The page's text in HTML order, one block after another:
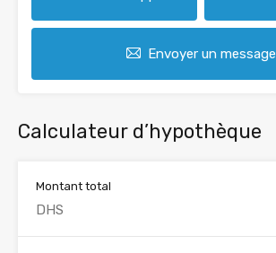
Envoyer un message
Calculateur d’hypothèque
Montant total